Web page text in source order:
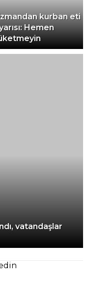
kurban eti
Hemen
vatandaşlar